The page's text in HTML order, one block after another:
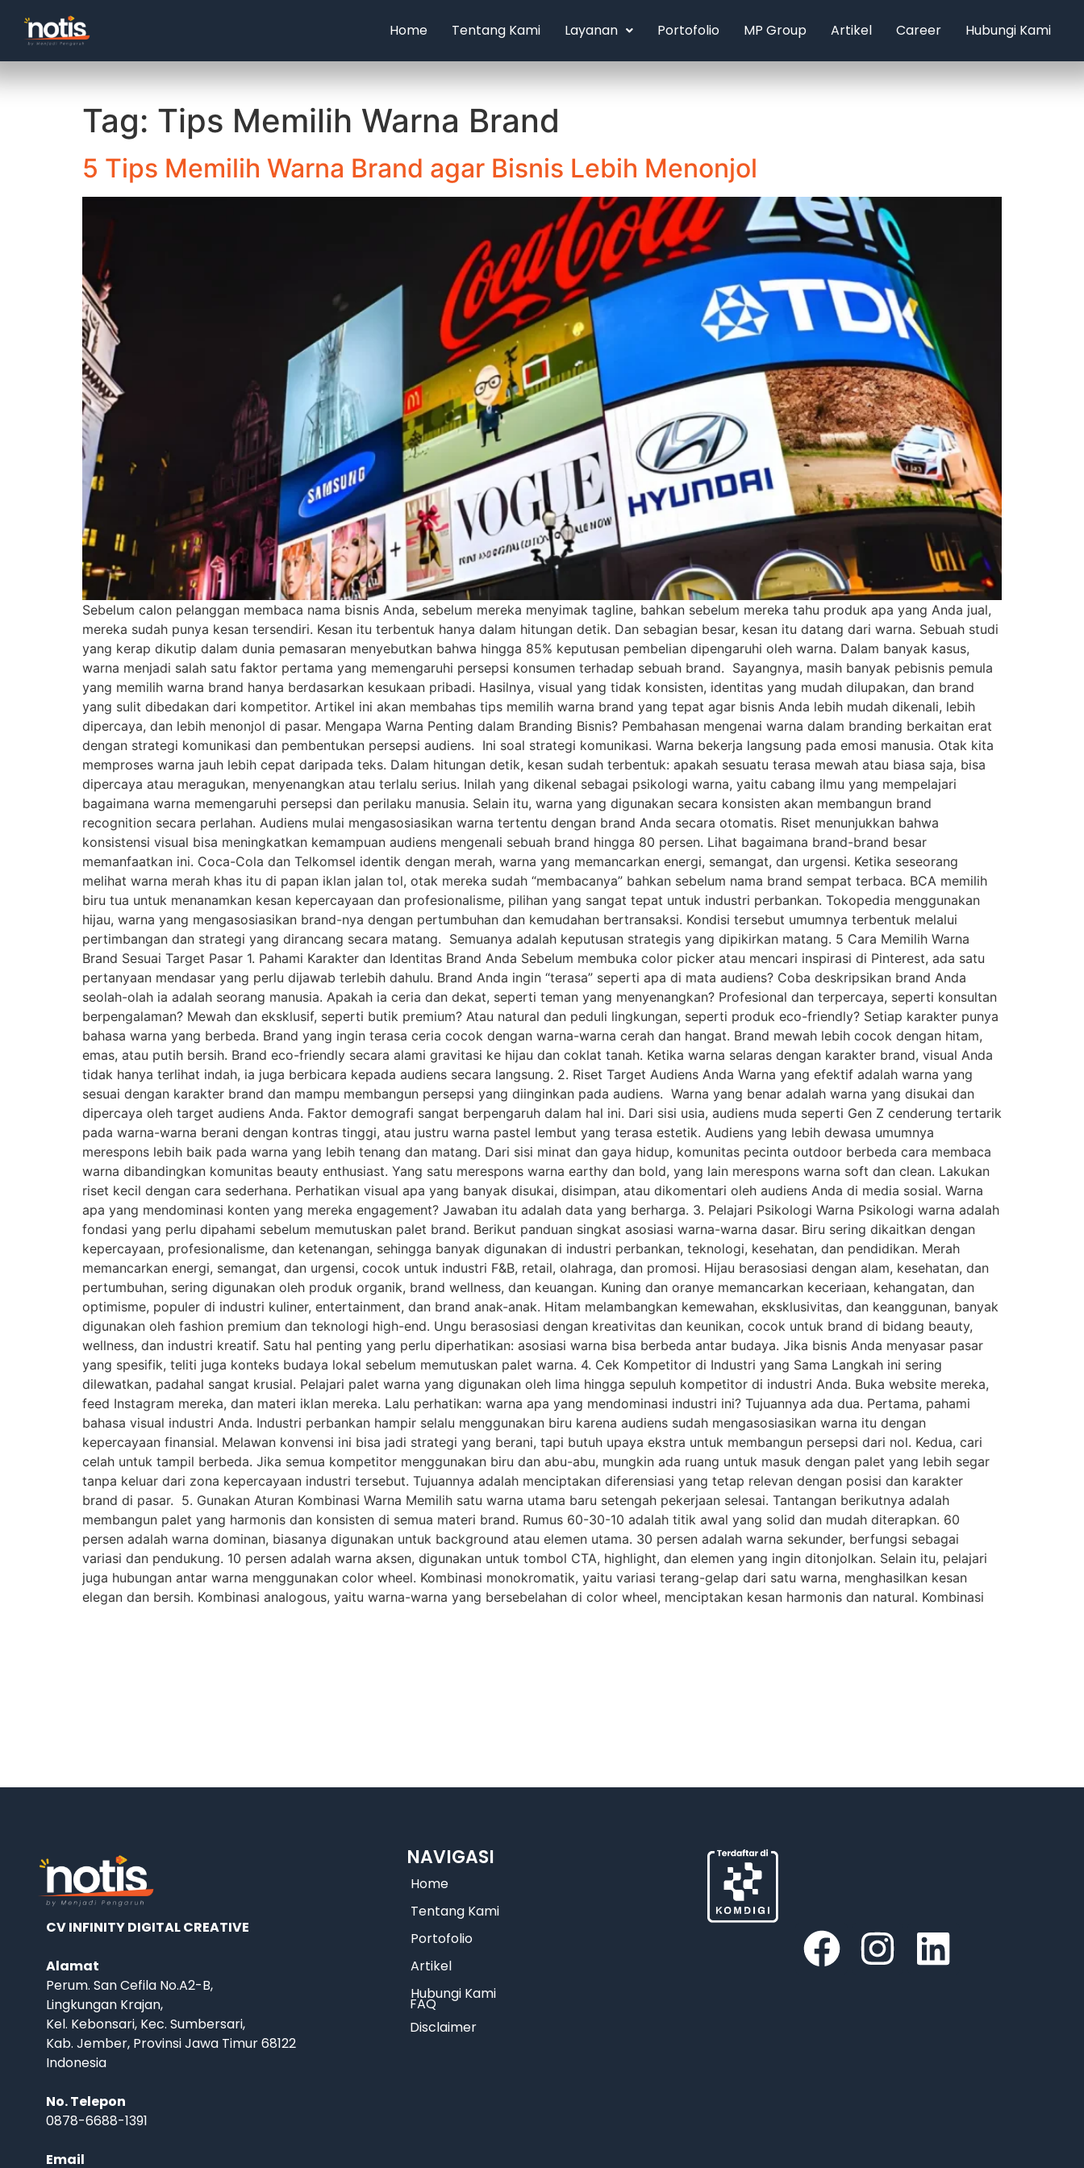
Home Tentang Kami Layanan Portofolio MP Group Artikel Career Hubungi Kami
Tag: Tips Memilih Warna Brand
5 Tips Memilih Warna Brand agar Bisnis Lebih Menonjol
Sebelum calon pelanggan membaca nama bisnis Anda, sebelum mereka menyimak tagline, bahkan sebelum mereka tahu produk apa yang Anda jual,
mereka sudah punya kesan tersendiri. Kesan itu terbentuk hanya dalam hitungan detik. Dan sebagian besar, kesan itu datang dari warna. Sebuah studi
yang kerap dikutip dalam dunia pemasaran menyebutkan bahwa hingga 85% keputusan pembelian dipengaruhi oleh warna. Dalam banyak kasus,
warna menjadi salah satu faktor pertama yang memengaruhi persepsi konsumen terhadap sebuah brand. Sayangnya, masih banyak pebisnis pemula
yang memilih warna brand hanya berdasarkan kesukaan pribadi. Hasilnya, visual yang tidak konsisten, identitas yang mudah dilupakan, dan brand
yang sulit dibedakan dari kompetitor. Artikel ini akan membahas tips memilih warna brand yang tepat agar bisnis Anda lebih mudah dikenali, lebih
dipercaya, dan lebih menonjol di pasar. Mengapa Warna Penting dalam Branding Bisnis? Pembahasan mengenai warna dalam branding berkaitan erat
dengan strategi komunikasi dan pembentukan persepsi audiens. Ini soal strategi komunikasi. Warna bekerja langsung pada emosi manusia. Otak kita
memproses warna jauh lebih cepat daripada teks. Dalam hitungan detik, kesan sudah terbentuk: apakah sesuatu terasa mewah atau biasa saja, bisa
dipercaya atau meragukan, menyenangkan atau terlalu serius. Inilah yang dikenal sebagai psikologi warna, yaitu cabang ilmu yang mempelajari
bagaimana warna memengaruhi persepsi dan perilaku manusia. Selain itu, warna yang digunakan secara konsisten akan membangun brand
recognition secara perlahan. Audiens mulai mengasosiasikan warna tertentu dengan brand Anda secara otomatis. Riset menunjukkan bahwa
konsistensi visual bisa meningkatkan kemampuan audiens mengenali sebuah brand hingga 80 persen. Lihat bagaimana brand-brand besar
memanfaatkan ini. Coca-Cola dan Telkomsel identik dengan merah, warna yang memancarkan energi, semangat, dan urgensi. Ketika seseorang
melihat warna merah khas itu di papan iklan jalan tol, otak mereka sudah “membacanya” bahkan sebelum nama brand sempat terbaca. BCA memilih
biru tua untuk menanamkan kesan kepercayaan dan profesionalisme, pilihan yang sangat tepat untuk industri perbankan. Tokopedia menggunakan
hijau, warna yang mengasosiasikan brand-nya dengan pertumbuhan dan kemudahan bertransaksi. Kondisi tersebut umumnya terbentuk melalui
pertimbangan dan strategi yang dirancang secara matang. Semuanya adalah keputusan strategis yang dipikirkan matang. 5 Cara Memilih Warna
Brand Sesuai Target Pasar 1. Pahami Karakter dan Identitas Brand Anda Sebelum membuka color picker atau mencari inspirasi di Pinterest, ada satu
pertanyaan mendasar yang perlu dijawab terlebih dahulu. Brand Anda ingin “terasa” seperti apa di mata audiens? Coba deskripsikan brand Anda
seolah-olah ia adalah seorang manusia. Apakah ia ceria dan dekat, seperti teman yang menyenangkan? Profesional dan terpercaya, seperti konsultan
berpengalaman? Mewah dan eksklusif, seperti butik premium? Atau natural dan peduli lingkungan, seperti produk eco-friendly? Setiap karakter punya
bahasa warna yang berbeda. Brand yang ingin terasa ceria cocok dengan warna-warna cerah dan hangat. Brand mewah lebih cocok dengan hitam,
emas, atau putih bersih. Brand eco-friendly secara alami gravitasi ke hijau dan coklat tanah. Ketika warna selaras dengan karakter brand, visual Anda
tidak hanya terlihat indah, ia juga berbicara kepada audiens secara langsung. 2. Riset Target Audiens Anda Warna yang efektif adalah warna yang
sesuai dengan karakter brand dan mampu membangun persepsi yang diinginkan pada audiens. Warna yang benar adalah warna yang disukai dan
dipercaya oleh target audiens Anda. Faktor demografi sangat berpengaruh dalam hal ini. Dari sisi usia, audiens muda seperti Gen Z cenderung tertarik
pada warna-warna berani dengan kontras tinggi, atau justru warna pastel lembut yang terasa estetik. Audiens yang lebih dewasa umumnya
merespons lebih baik pada warna yang lebih tenang dan matang. Dari sisi minat dan gaya hidup, komunitas pecinta outdoor berbeda cara membaca
warna dibandingkan komunitas beauty enthusiast. Yang satu merespons warna earthy dan bold, yang lain merespons warna soft dan clean. Lakukan
riset kecil dengan cara sederhana. Perhatikan visual apa yang banyak disukai, disimpan, atau dikomentari oleh audiens Anda di media sosial. Warna
apa yang mendominasi konten yang mereka engagement? Jawaban itu adalah data yang berharga. 3. Pelajari Psikologi Warna Psikologi warna adalah
fondasi yang perlu dipahami sebelum memutuskan palet brand. Berikut panduan singkat asosiasi warna-warna dasar. Biru sering dikaitkan dengan
kepercayaan, profesionalisme, dan ketenangan, sehingga banyak digunakan di industri perbankan, teknologi, kesehatan, dan pendidikan. Merah
memancarkan energi, semangat, dan urgensi, cocok untuk industri F&B, retail, olahraga, dan promosi. Hijau berasosiasi dengan alam, kesehatan, dan
pertumbuhan, sering digunakan oleh produk organik, brand wellness, dan keuangan. Kuning dan oranye memancarkan keceriaan, kehangatan, dan
optimisme, populer di industri kuliner, entertainment, dan brand anak-anak. Hitam melambangkan kemewahan, eksklusivitas, dan keanggunan, banyak
digunakan oleh fashion premium dan teknologi high-end. Ungu berasosiasi dengan kreativitas dan keunikan, cocok untuk brand di bidang beauty,
wellness, dan industri kreatif. Satu hal penting yang perlu diperhatikan: asosiasi warna bisa berbeda antar budaya. Jika bisnis Anda menyasar pasar
yang spesifik, teliti juga konteks budaya lokal sebelum memutuskan palet warna. 4. Cek Kompetitor di Industri yang Sama Langkah ini sering
dilewatkan, padahal sangat krusial. Pelajari palet warna yang digunakan oleh lima hingga sepuluh kompetitor di industri Anda. Buka website mereka,
feed Instagram mereka, dan materi iklan mereka. Lalu perhatikan: warna apa yang mendominasi industri ini? Tujuannya ada dua. Pertama, pahami
bahasa visual industri Anda. Industri perbankan hampir selalu menggunakan biru karena audiens sudah mengasosiasikan warna itu dengan
kepercayaan finansial. Melawan konvensi ini bisa jadi strategi yang berani, tapi butuh upaya ekstra untuk membangun persepsi dari nol. Kedua, cari
celah untuk tampil berbeda. Jika semua kompetitor menggunakan biru dan abu-abu, mungkin ada ruang untuk masuk dengan palet yang lebih segar
tanpa keluar dari zona kepercayaan industri tersebut. Tujuannya adalah menciptakan diferensiasi yang tetap relevan dengan posisi dan karakter
brand di pasar. 5. Gunakan Aturan Kombinasi Warna Memilih satu warna utama baru setengah pekerjaan selesai. Tantangan berikutnya adalah
membangun palet yang harmonis dan konsisten di semua materi brand. Rumus 60-30-10 adalah titik awal yang solid dan mudah diterapkan. 60
persen adalah warna dominan, biasanya digunakan untuk background atau elemen utama. 30 persen adalah warna sekunder, berfungsi sebagai
variasi dan pendukung. 10 persen adalah warna aksen, digunakan untuk tombol CTA, highlight, dan elemen yang ingin ditonjolkan. Selain itu, pelajari
juga hubungan antar warna menggunakan color wheel. Kombinasi monokromatik, yaitu variasi terang-gelap dari satu warna, menghasilkan kesan
elegan dan bersih. Kombinasi analogous, yaitu warna-warna yang bersebelahan di color wheel, menciptakan kesan harmonis dan natural. Kombinasi
CV INFINITY DIGITAL CREATIVE
Alamat
Perum. San Cefila No.A2-B,
Lingkungan Krajan,
Kel. Kebonsari, Kec. Sumbersari,
Kab. Jember, Provinsi Jawa Timur 68122
Indonesia
No. Telepon
0878-6688-1391
Email
NAVIGASI
Home
Tentang Kami
Portofolio
Artikel
Hubungi Kami
FAQ
Disclaimer